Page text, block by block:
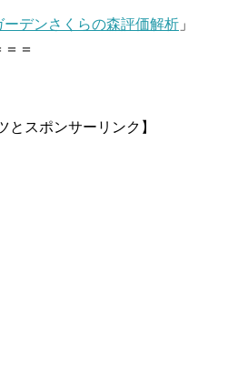
ーデンさくらの森評価解析 」
＝
とスポンサーリンク】